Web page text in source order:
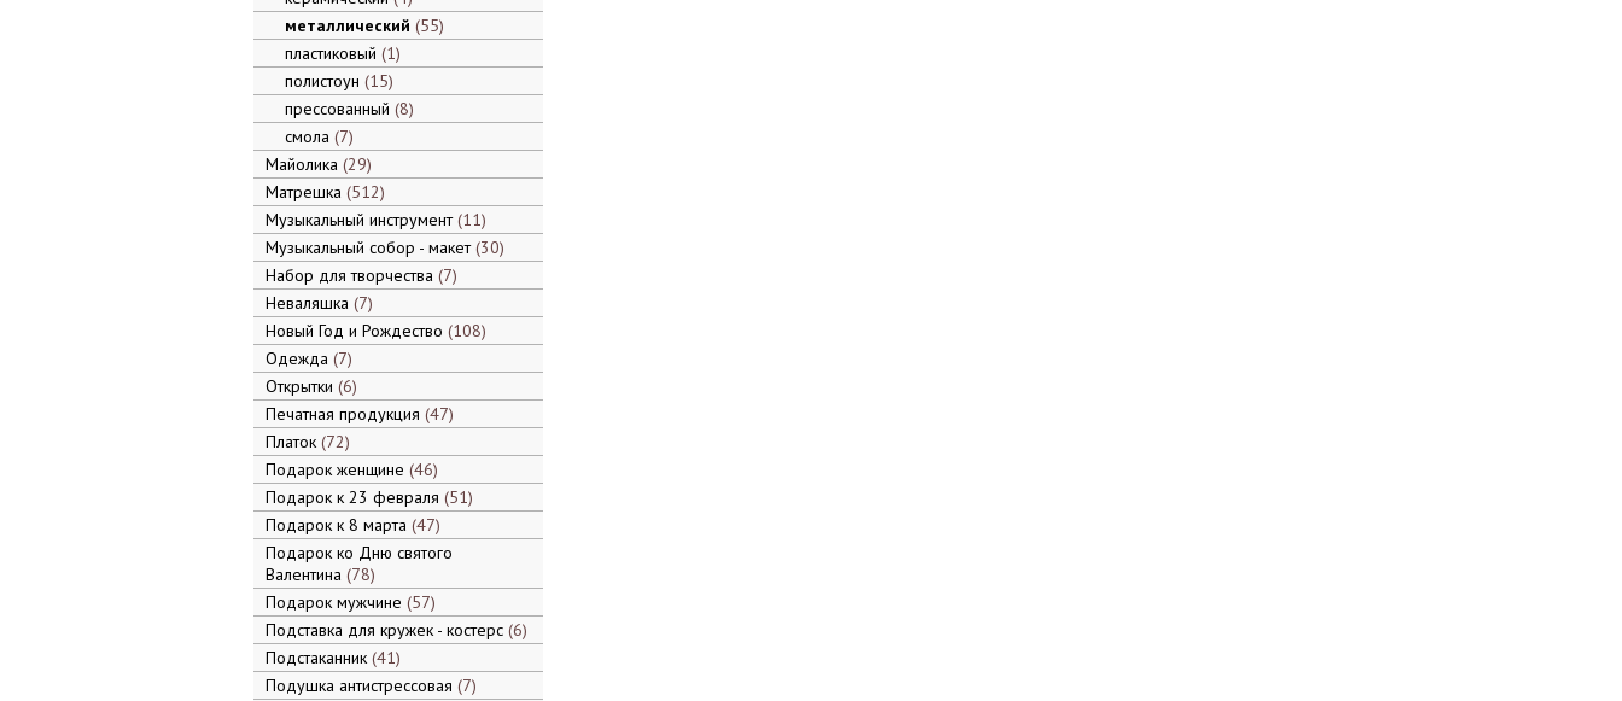
металлический 55
пластиковый 1
полистоун 15
прессованный 8
смола 7
Майолика 29
Матрешка 512
Музыкальный инструмент 11
Музыкальный собор - макет 30
Набор для творчества 7
Неваляшка 7
Новый Год и Рождество 108
Одежда 7
Открытки 6
Печатная продукция 47
Платок 72
Подарок женщине 46
Подарок к 23 февраля 51
Подарок к 8 марта 47
Подарок ко Дню святого
Валентина 78
Подарок мужчине 57
Подставка для кружек - костерс 6
Подстаканник 41
Подушка антистрессовая 7